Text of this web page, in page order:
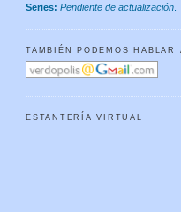
Series: Pendiente de actualización
TAMBIÉN PODEMOS HABLAR
ESTANTERÍA VIRTUAL